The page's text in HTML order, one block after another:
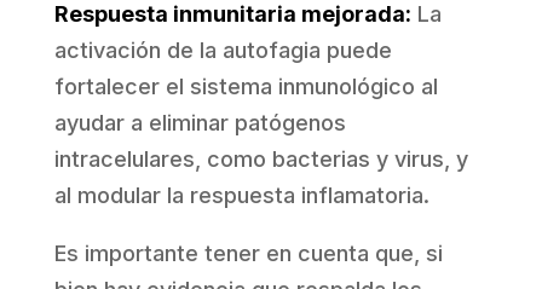
Respuesta inmunitaria mejorada: La
activación de la autofagia puede
fortalecer el sistema inmunológico al
ayudar a eliminar patógenos
intracelulares, como bacterias y virus, y
al modular la respuesta inflamatoria.
Es importante tener en cuenta que, si